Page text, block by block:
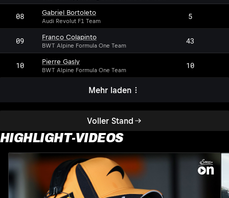
Voller Stand
08 Gabriel Bortoleto
Audi Revolut F1 Team 5
09 Franco Colapinto
BWT Alpine Formula One Team 43
10 Pierre Gasly
BWT Alpine Formula One Team 10
Mehr laden
HIGHLIGHT-VIDEOS